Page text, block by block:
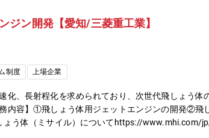
ジン開発【愛知/三菱重工業】
制度 上場企業
化、長射程化を求められており、次世代飛しょう
内容】①飛しょう体用ジェットエンジンの開発②
ょう体（ミサイル）についてhttps://